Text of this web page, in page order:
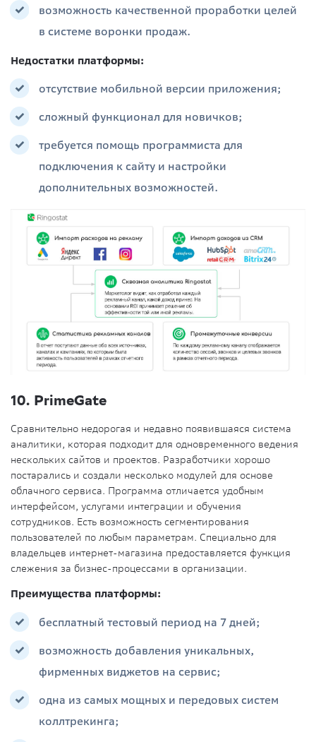
возможность качественной проработки целей
в системе воронки продаж.
Недостатки платформы:
отсутствие мобильной версии приложения;
сложный функционал для новичков;
требуется помощь программиста для
подключения к сайту и настройки
дополнительных возможностей.
10. PrimeGate
Сравнительно недорогая и недавно появившаяся система
аналитики, которая подходит для одновременного ведения
нескольких сайтов и проектов. Разработчики хорошо
постарались и создали несколько модулей для основе
облачного сервиса. Программа отличается удобным
интерфейсом, услугами интеграции и обучения
сотрудников. Есть возможность сегментирования
пользователей по любым параметрам. Специально для
владельцев интернет-магазина предоставляется функция
слежения за бизнес-процессами в организации.
Преимущества платформы:
бесплатный тестовый период на 7 дней;
возможность добавления уникальных,
фирменных виджетов на сервис;
одна из самых мощных и передовых систем
коллтрекинга;